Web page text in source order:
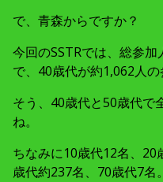
で、青森からですか？
今回のSSTRでは、総参
で、40歳代が約1,062人の
そう、40歳代と50歳代で
ね。
ちなみに10歳代12名、
歳代約237名、70歳代7名。